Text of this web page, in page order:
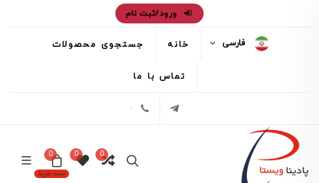
ورود/ثبت نام
فارسی خانه جستجوی محصولات
تماس با ما
تلگرام
0
0
سبد خرید
0